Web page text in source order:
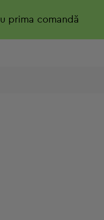
prima comandă